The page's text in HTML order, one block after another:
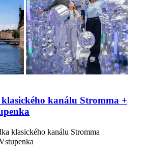
kanálu Stromma +
klasického kanálu Stromma